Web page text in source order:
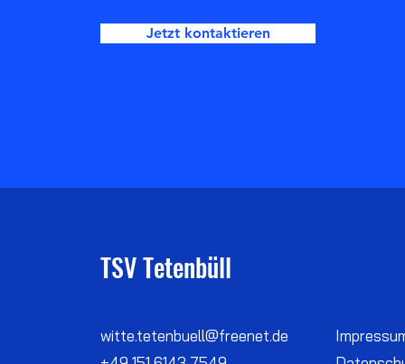
Jetzt kontaktieren
TSV Tetenbüll
witte.tetenbuell@freenet.de